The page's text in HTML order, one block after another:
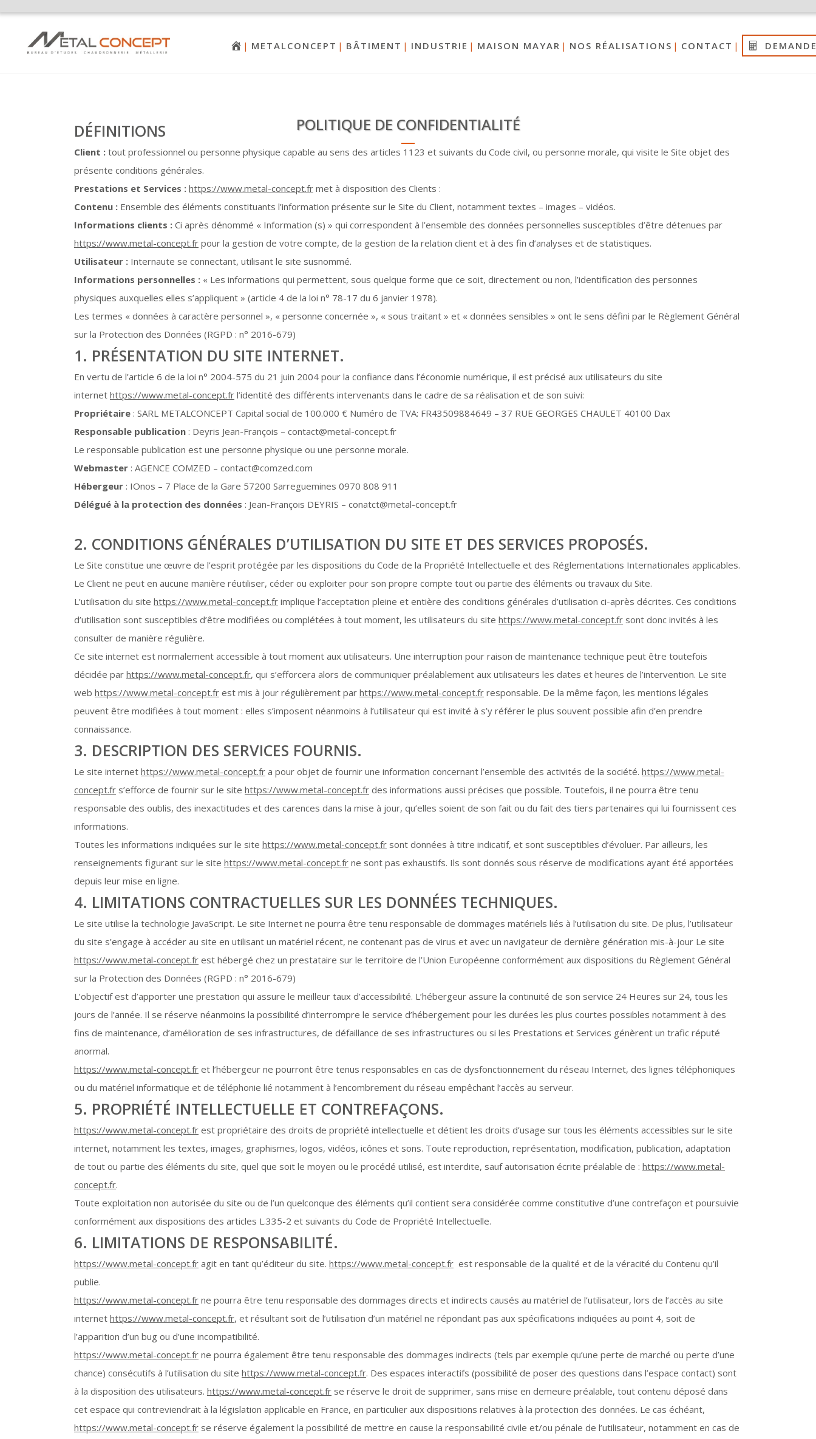
METALCONCEPT BÂTIMENT INDUSTRIE MAISON MAYAR NOS RÉALISATIONS CONTACT
POLITIQUE DE CONFIDENTIALITÉ
DÉFINITIONS
Client : tout professionnel ou personne physique capable au sens des articles 1123 et suivants du Code civil, ou personne morale, qui visite le Site objet des
présente conditions générales.
Prestations et Services : https://www.metal-concept.fr met à disposition des Clients :
Contenu : Ensemble des éléments constituants l’information présente sur le Site du Client, notamment textes – images – vidéos.
Informations clients : Ci après dénommé « Information (s) » qui correspondent à l’ensemble des données personnelles susceptibles d’être détenues par
https://www.metal-concept.fr pour la gestion de votre compte, de la gestion de la relation client et à des fin d’analyses et de statistiques.
Utilisateur : Internaute se connectant, utilisant le site susnommé.
Informations personnelles : « Les informations qui permettent, sous quelque forme que ce soit, directement ou non, l’identification des personnes
physiques auxquelles elles s’appliquent » (article 4 de la loi n° 78-17 du 6 janvier 1978).
Les termes « données à caractère personnel », « personne concernée », « sous traitant » et « données sensibles » ont le sens défini par le Règlement Général
sur la Protection des Données (RGPD : n° 2016-679)
1. PRÉSENTATION DU SITE INTERNET.
En vertu de l’article 6 de la loi n° 2004-575 du 21 juin 2004 pour la confiance dans l’économie numérique, il est précisé aux utilisateurs du site
internet https://www.metal-concept.fr l’identité des différents intervenants dans le cadre de sa réalisation et de son suivi:
Propriétaire : SARL METALCONCEPT Capital social de 100.000 € Numéro de TVA: FR43509884649 – 37 RUE GEORGES CHAULET 40100 Dax
Responsable publication : Deyris Jean-François – contact@metal-concept.fr
Le responsable publication est une personne physique ou une personne morale.
Webmaster : AGENCE COMZED – contact@comzed.com
Hébergeur : IOnos – 7 Place de la Gare 57200 Sarreguemines 0970 808 911
Délégué à la protection des données : Jean-François DEYRIS – conatct@metal-concept.fr
2. CONDITIONS GÉNÉRALES D’UTILISATION DU SITE ET DES SERVICES PROPOSÉS.
Le Site constitue une œuvre de l’esprit protégée par les dispositions du Code de la Propriété Intellectuelle et des Réglementations Internationales applicables.
Le Client ne peut en aucune manière réutiliser, céder ou exploiter pour son propre compte tout ou partie des éléments ou travaux du Site.
L’utilisation du site https://www.metal-concept.fr implique l’acceptation pleine et entière des conditions générales d’utilisation ci-après décrites. Ces conditions
d’utilisation sont susceptibles d’être modifiées ou complétées à tout moment, les utilisateurs du site https://www.metal-concept.fr sont donc invités à les
consulter de manière régulière.
Ce site internet est normalement accessible à tout moment aux utilisateurs. Une interruption pour raison de maintenance technique peut être toutefois
décidée par https://www.metal-concept.fr, qui s’efforcera alors de communiquer préalablement aux utilisateurs les dates et heures de l’intervention. Le site
web https://www.metal-concept.fr est mis à jour régulièrement par https://www.metal-concept.fr responsable. De la même façon, les mentions légales
peuvent être modifiées à tout moment : elles s’imposent néanmoins à l’utilisateur qui est invité à s’y référer le plus souvent possible afin d’en prendre
connaissance.
3. DESCRIPTION DES SERVICES FOURNIS.
Le site internet https://www.metal-concept.fr a pour objet de fournir une information concernant l’ensemble des activités de la société. https://www.metal-
concept.fr s’efforce de fournir sur le site https://www.metal-concept.fr des informations aussi précises que possible. Toutefois, il ne pourra être tenu
responsable des oublis, des inexactitudes et des carences dans la mise à jour, qu’elles soient de son fait ou du fait des tiers partenaires qui lui fournissent ces
informations.
Toutes les informations indiquées sur le site https://www.metal-concept.fr sont données à titre indicatif, et sont susceptibles d’évoluer. Par ailleurs, les
renseignements figurant sur le site https://www.metal-concept.fr ne sont pas exhaustifs. Ils sont donnés sous réserve de modifications ayant été apportées
depuis leur mise en ligne.
4. LIMITATIONS CONTRACTUELLES SUR LES DONNÉES TECHNIQUES.
Le site utilise la technologie JavaScript. Le site Internet ne pourra être tenu responsable de dommages matériels liés à l’utilisation du site. De plus, l’utilisateur
du site s’engage à accéder au site en utilisant un matériel récent, ne contenant pas de virus et avec un navigateur de dernière génération mis-à-jour Le site
https://www.metal-concept.fr est hébergé chez un prestataire sur le territoire de l’Union Européenne conformément aux dispositions du Règlement Général
sur la Protection des Données (RGPD : n° 2016-679)
L’objectif est d’apporter une prestation qui assure le meilleur taux d’accessibilité. L’hébergeur assure la continuité de son service 24 Heures sur 24, tous les
jours de l’année. Il se réserve néanmoins la possibilité d’interrompre le service d’hébergement pour les durées les plus courtes possibles notamment à des
fins de maintenance, d’amélioration de ses infrastructures, de défaillance de ses infrastructures ou si les Prestations et Services génèrent un trafic réputé
anormal.
https://www.metal-concept.fr et l’hébergeur ne pourront être tenus responsables en cas de dysfonctionnement du réseau Internet, des lignes téléphoniques
ou du matériel informatique et de téléphonie lié notamment à l’encombrement du réseau empêchant l’accès au serveur.
5. PROPRIÉTÉ INTELLECTUELLE ET CONTREFAÇONS.
https://www.metal-concept.fr est propriétaire des droits de propriété intellectuelle et détient les droits d’usage sur tous les éléments accessibles sur le site
internet, notamment les textes, images, graphismes, logos, vidéos, icônes et sons. Toute reproduction, représentation, modification, publication, adaptation
de tout ou partie des éléments du site, quel que soit le moyen ou le procédé utilisé, est interdite, sauf autorisation écrite préalable de : https://www.metal-
concept.fr.
Toute exploitation non autorisée du site ou de l’un quelconque des éléments qu’il contient sera considérée comme constitutive d’une contrefaçon et poursuivie
conformément aux dispositions des articles L.335-2 et suivants du Code de Propriété Intellectuelle.
6. LIMITATIONS DE RESPONSABILITÉ.
https://www.metal-concept.fr agit en tant qu’éditeur du site. https://www.metal-concept.fr est responsable de la qualité et de la véracité du Contenu qu’il
publie.
https://www.metal-concept.fr ne pourra être tenu responsable des dommages directs et indirects causés au matériel de l’utilisateur, lors de l’accès au site
internet https://www.metal-concept.fr, et résultant soit de l’utilisation d’un matériel ne répondant pas aux spécifications indiquées au point 4, soit de
l’apparition d’un bug ou d’une incompatibilité.
https://www.metal-concept.fr ne pourra également être tenu responsable des dommages indirects (tels par exemple qu’une perte de marché ou perte d’une
chance) consécutifs à l’utilisation du site https://www.metal-concept.fr. Des espaces interactifs (possibilité de poser des questions dans l’espace contact) sont
à la disposition des utilisateurs. https://www.metal-concept.fr se réserve le droit de supprimer, sans mise en demeure préalable, tout contenu déposé dans
cet espace qui contreviendrait à la législation applicable en France, en particulier aux dispositions relatives à la protection des données. Le cas échéant,
https://www.metal-concept.fr se réserve également la possibilité de mettre en cause la responsabilité civile et/ou pénale de l’utilisateur, notamment en cas de